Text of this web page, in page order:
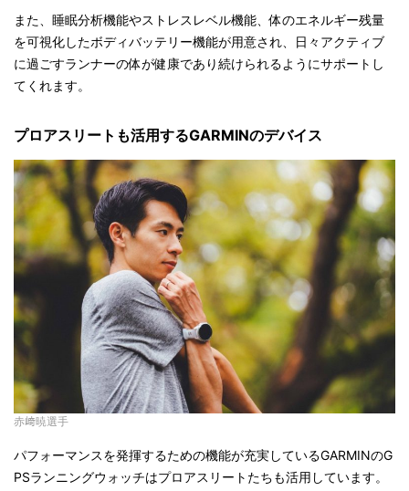
また、睡眠分析機能やストレスレベル機能、体のエネルギー残量
を可視化したボディバッテリー機能が用意され、日々アクティブ
に過ごすランナーの体が健康であり続けられるようにサポートし
てくれます。
プロアスリートも活用するGARMINのデバイス
赤﨑暁選手
パフォーマンスを発揮するための機能が充実しているGARMINのG
PSランニングウォッチはプロアスリートたちも活用しています。